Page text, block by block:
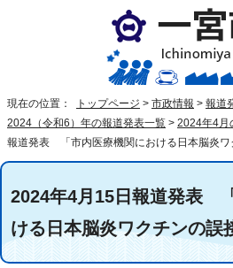
現在の位置： トップページ > 市政情報 > 報道
2024（令和6）年の報道発表一覧 > 2024年4月
報道発表 「市内医療機関における日本脳炎ワ
2024年4月15日報道発表
ける日本脳炎ワクチンの誤